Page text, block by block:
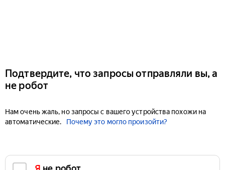
Подтвердите, что запросы отправляли вы, а
не робот
Нам очень жаль, но запросы с вашего устройства похожи на
автоматические.
Почему это могло произойти?